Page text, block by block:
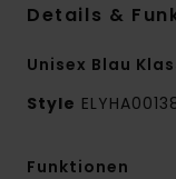
Details &
Unisex Blau
Style
Funktionen